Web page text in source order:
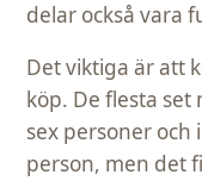
delar också vara
Det viktiga är att
köp. De flesta set
sex personer
person, men det